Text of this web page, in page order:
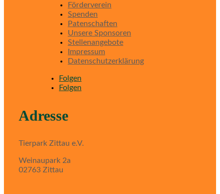
Förderverein
Spenden
Patenschaften
Unsere Sponsoren
Stellenangebote
Impressum
Datenschutzerklärung
Folgen
Folgen
Adresse
Tierpark Zittau e.V.
Weinaupark 2a
02763 Zittau